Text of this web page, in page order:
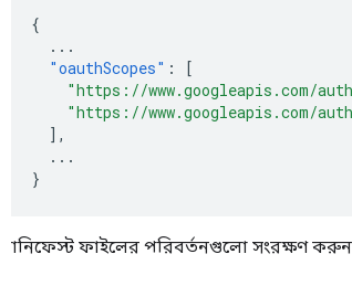
{
...
"oauthScopes" :
[
"https://www.googleapis.com/
"https://www.googleapis.com/
],
...
}
ম্যানিফেস্ট ফাইলের পরিবর্তনগুলো সংরক্ষণ